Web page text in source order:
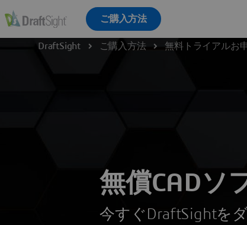
DraftSight ご購入方法 無料トライアルお
無償CADソ
今すぐDraftSightを